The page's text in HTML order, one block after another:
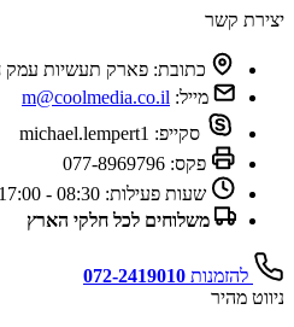
יצירת קשר
כתובת: פארק תעשיות עמק
מייל: m@coolmedia.co.il
סקייפ: michael.lempert1
פקס: 077-8969796
שעות פעילות: 08:30 - 17:00
משלוחים לכל חלקי הארץ
להזמנות 072-2419010
ניווט מהיר